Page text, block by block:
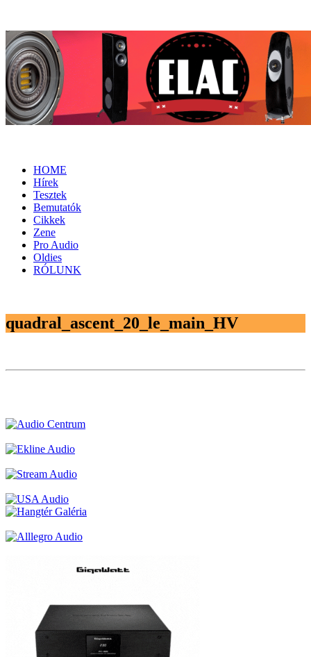
HOME
Hírek
Tesztek
Bemutatók
Cikkek
Zene
Pro Audio
Oldies
RÓLUNK
quadral_ascent_20_le_main_HV